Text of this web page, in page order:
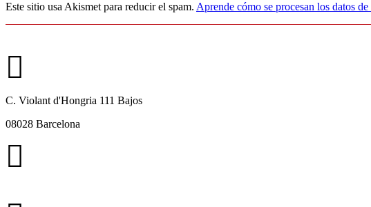
Este sitio usa Akismet para reducir el spam. Aprende cómo se procesan los datos
C. Violant d'Hongria 111 Bajos
08028 Barcelona